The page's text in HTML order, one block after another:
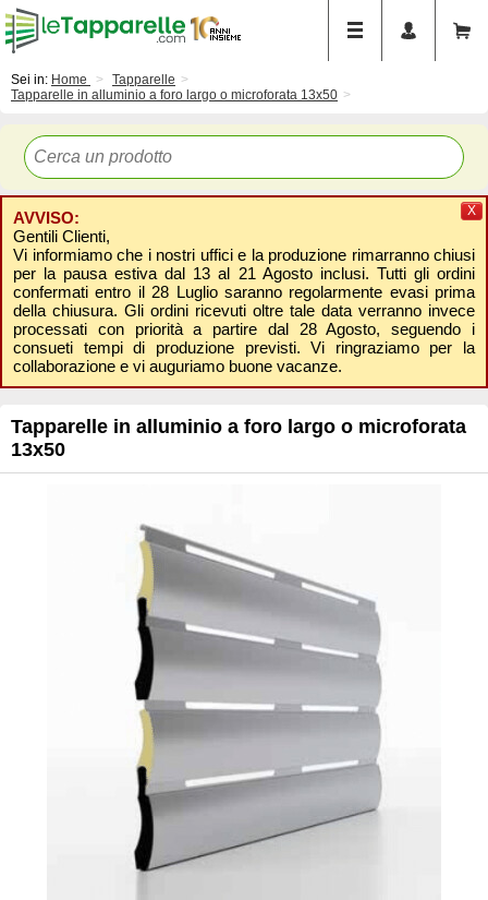
Sei in: Home
Tapparelle
Tapparelle in alluminio a foro largo o microforata 13x50
AVVISO:
Gentili Clienti,
Vi informiamo che i nostri uffici e la produzione rimarranno chiusi
per la pausa estiva dal 13 al 21 Agosto inclusi. Tutti gli ordini
confermati entro il 28 Luglio saranno regolarmente evasi prima
della chiusura. Gli ordini ricevuti oltre tale data verranno invece
processati con priorità a partire dal 28 Agosto, seguendo i
consueti tempi di produzione previsti. Vi ringraziamo per la
collaborazione e vi auguriamo buone vacanze.
X
Tapparelle in alluminio a foro largo o microforata
13x50